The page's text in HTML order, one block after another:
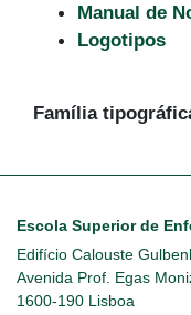
Manual de
Logotipos
Família
Escola Superior de
Edifício Calouste
Avenida Prof. Egas
1600-190 Lisboa